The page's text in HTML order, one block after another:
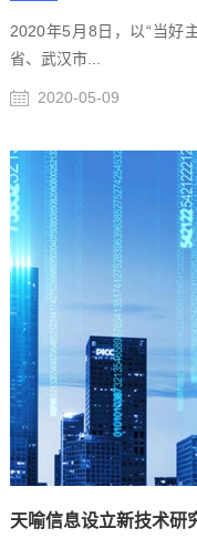
2020年5月8日，以“当好
省、武汉市...
2020-05-09
天喻信息设立新技术研